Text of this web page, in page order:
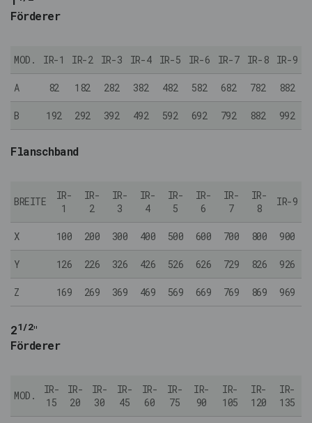
Förderer
MOD. IR-1 IR-2 IR-3 IR-4 IR-5 IR-6 IR-7 IR-8 IR-9
A 82 182 282 382 482 582 682 782 882
B 192 292 392 492 592 692 792 882 992
Flanschband
BREITE
IR-
1
IR-
2
IR-
3
IR-
4
IR-
5
IR-
6
IR-
7
IR-
8
IR-9
X 100 200 300 400 500 600 700 800 900
Y 126 226 326 426 526 626 729 826 926
Z 169 269 369 469 569 669 769 869 969
21/2"
Förderer
MOD.
IR-
15
IR-
20
IR-
30
IR-
45
IR-
60
IR-
75
IR-
90
IR-
105
IR-
120
IR-
135